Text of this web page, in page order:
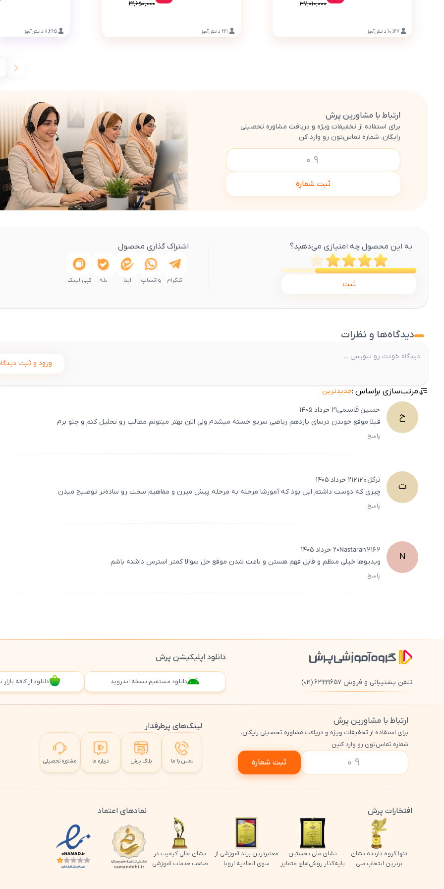
10,127 دانش‌آموز
37,010,000
221 دانش‌آموز
22,650,000
8,465 دانش‌آموز
ارتباط با مشاورین پرش
برای استفاده از تخفیفات ویژه و دریافت مشاوره تحصیلی
رایگان، شماره تماس‌تون رو وارد کن
ثبت شماره
به این محصول چه امتیازی می‌دهید؟
ثبت
اشتراک گذاری محصول
تلگرام واتساپ ایتا بله کپی لینک
دیدگاه‌ها و نظرات
ورود و ثبت
مرتب‌سازی براساس :جدیدترین
ح حسینقاسمی۲۱ خرداد ۱۴۰۵
قبلا موقع خوندن درسای یازدهم ریاضی سریع خسته میشدم ولی الان بهتر میتونم مطالب رو تحلیل کنم و جلو برم
پاسخ
ت ترگل2120۲۱ خرداد ۱۴۰۵
چیزی که دوست داشتم این بود که آموزشا مرحله به مرحله پیش میرن و مفاهیم سخت رو ساده‌تر توضیح میدن
پاسخ
N
Nastaran2162
۲۰ خرداد ۱۴۰۵
ویدیوها خیلی منظم و قابل فهم هستن و باعث شدن موقع حل سوالا کمتر استرس داشته باشم
پاسخ
تلفن پشتیبانی و فروش ۶۲۹۹۹۶۵۷ (021)
دانلود اپلیکیشن پرش
دانلود مستقیم نسخه اندروید دانلود از کافه
ارتباط با مشاورین پرش
برای استفاده از تخفیفات ویژه و دریافت مشاوره تحصیلی رایگان،
شماره تماس‌تون رو وارد کنین
ثبت شماره
لینک‌های پرطرفدار
تماس با ما بلاگ پرش درباره ما مشاوره تحصیلی
افتخارات پرش
تنها گروه دارنده نشان
برترین انتخاب ملی
نشان ملی نخستین
پایه‌گذار روش‌های متمایز
معتبرترین برند آموزشی از
سوی اتحادیه اروپا
نشان عالی کیفیت در
صنعت خدمات آموزشی
نمادهای اعتماد
لوگو اینماد پرش